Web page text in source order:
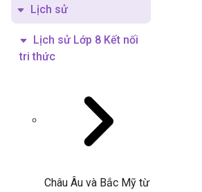
Lịch sử
Lịch sử Lớp 8 Kết nối
tri thức
Châu Âu và Bắc Mỹ từ